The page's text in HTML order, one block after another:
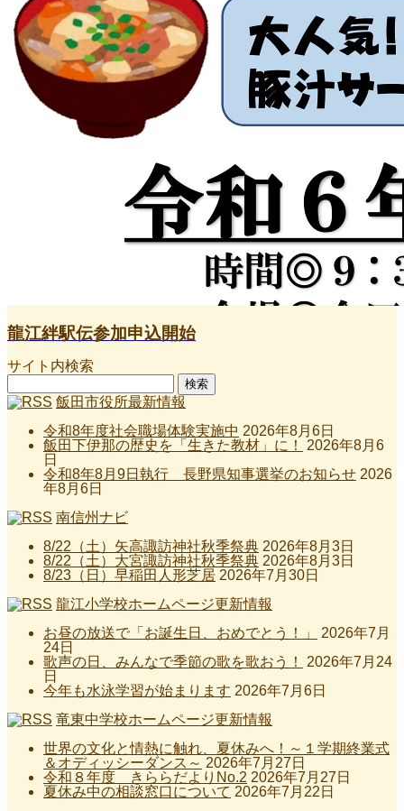
龍江絆駅伝参加申込開始
サイト内検索
検
索:
飯田市役所最新情報
令和8年度社会職場体験実施中 2026年8月6日
飯田下伊那の歴史を「生きた教材」に！
2026年8月6
日
令和8年8月9日執行 長野県知事選挙のお知らせ 2026
年8月6日
南信州ナビ
8/22（土）矢高諏訪神社秋季祭典 2026年8月3日
8/22（土）大宮諏訪神社秋季祭典 2026年8月3日
8/23（日）早稲田人形芝居 2026年7月30日
龍江小学校ホームページ更新情報
お昼の放送で「お誕生日、おめでとう！」
2026年7月
24日
歌声の日、みんなで季節の歌を歌おう！
2026年7月24
日
今年も水泳学習が始まります 2026年7月6日
竜東中学校ホームページ更新情報
世界の文化と情熱に触れ、夏休みへ！～１学期終業式
＆オディッシーダンス～ 2026年7月27日
令和８年度 きららだよりNo.2 2026年7月27日
夏休み中の相談窓口について 2026年7月22日